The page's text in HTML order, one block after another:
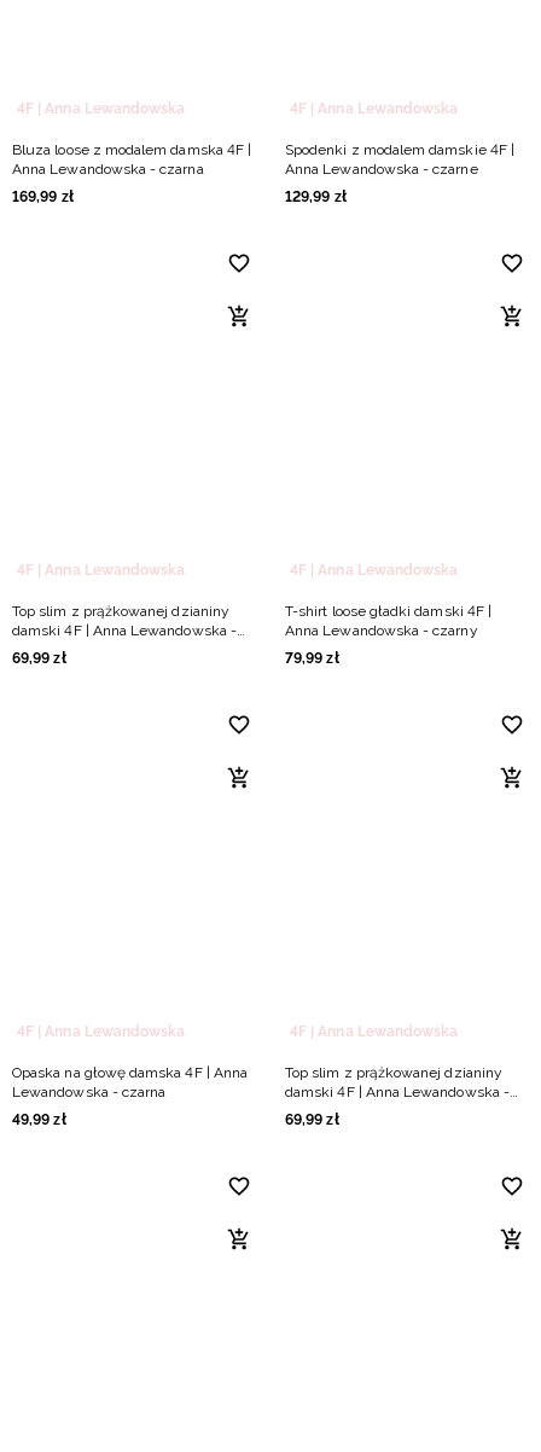
4F | Anna Lewandowska
Bluza loose z modalem damska 4F |
Anna Lewandowska - czarna
169,99 zł
4F | Anna Lewandowska
Spodenki z modalem damskie 4F |
Anna Lewandowska - czarne
129,99 zł
4F | Anna Lewandowska
Top slim z prążkowanej dzianiny
damski 4F | Anna Lewandowska -
czarny
69,99 zł
4F | Anna Lewandowska
T-shirt loose gładki damski 4F |
Anna Lewandowska - czarny
79,99 zł
4F | Anna Lewandowska
Opaska na głowę damska 4F | Anna
Lewandowska - czarna
49,99 zł
4F | Anna Lewandowska
Top slim z prążkowanej dzianiny
damski 4F | Anna Lewandowska -
biały
69,99 zł